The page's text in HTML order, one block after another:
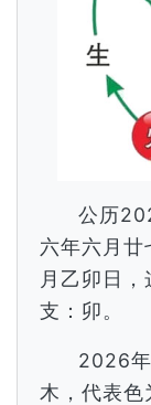
公历
六年六月廿
月乙卯日
支：卯。
2026
木，代表色